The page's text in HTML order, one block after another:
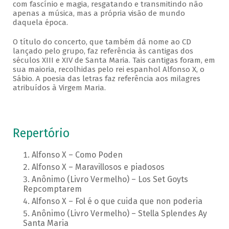
com fascínio e magia, resgatando e transmitindo não
apenas a música, mas a própria visão de mundo
daquela época.
O título do concerto, que também dá nome ao CD
lançado pelo grupo, faz referência às cantigas dos
séculos XIII e XIV de Santa Maria. Tais cantigas foram, em
sua maioria, recolhidas pelo rei espanhol Alfonso X, o
Sábio. A poesia das letras faz referência aos milagres
atribuídos à Virgem Maria.
Repertório
Alfonso X – Como Poden
Alfonso X – Maravillosos e piadosos
Anônimo (Livro Vermelho) – Los Set Goyts
Repcomptarem
Alfonso X – Fol é o que cuida que non poderia
Anônimo (Livro Vermelho) – Stella Splendes Ay
Santa Maria